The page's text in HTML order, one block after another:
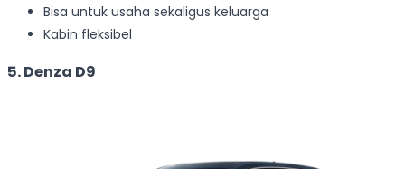
Bisa untuk usaha sekaligus keluarga
Kabin fleksibel
5. Denza D9